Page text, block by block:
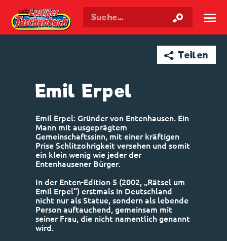
Walt Disneys Taschenbuch ☰
➦ Teilen
Emil Erpel
Emil Erpel: Gründer von Entenhausen. Ein
Mann mit ausgeprägtem
Gemeinschaftssinn, mit einer kräftigen
Prise Schlitzohrigkeit versehen und somit
ein klein wenig wie jeder der
Entenhausener Bürger.
In der Enten-Edition 5 (2002, „Rätsel um
Emil Erpel“) erstmals in Deutschland
nicht nur als Statue, sondern als lebende
Person auftauchend, gemeinsam mit
seiner Frau, die nicht namentlich genannt
wird.